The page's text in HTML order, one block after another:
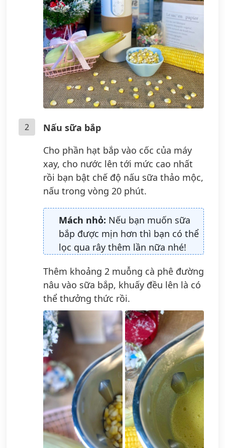
2
Nấu sữa bắp
Cho phần hạt bắp vào cốc của máy
xay, cho nước lên tới mức cao nhất
rồi bạn bật chế độ nấu sữa thảo mộc,
nấu trong vòng 20 phút.
Mách nhỏ: Nếu bạn muốn sữa
bắp được mịn hơn thì bạn có thể
lọc qua rây thêm lần nữa nhé!
Thêm khoảng 2 muỗng cà phê đường
nâu vào sữa bắp, khuấy đều lên là có
thể thưởng thức rồi.